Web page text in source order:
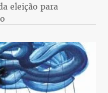
eleição para